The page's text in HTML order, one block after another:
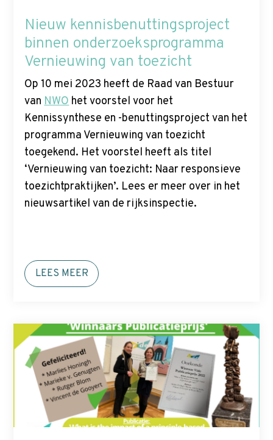
Nieuw kennisbenuttingsproject
binnen onderzoeksprogramma
Vernieuwing van toezicht
Op 10 mei 2023 heeft de Raad van Bestuur
vanNWOhet voorstel voor het
Kennissynthese en -benuttingsproject van het
programma Vernieuwing van toezicht
toegekend. Het voorstel heeft als titel
‘Vernieuwing van toezicht: Naar responsieve
toezichtpraktijken’. Lees er meer over in het
nieuwsartikel van de rijksinspectie.
LEES MEER